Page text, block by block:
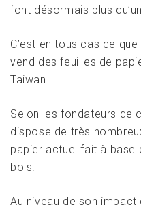
font désormais plus
C’est en tous cas ce
vend des feuilles de
Taiwan.
Selon les fondateurs de
dispose de très
papier actuel fait à base
bois.
Au niveau de son